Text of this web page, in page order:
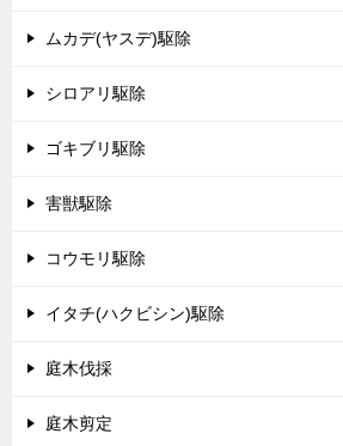
ムカデ(ヤスデ)駆除
シロアリ駆除
ゴキブリ駆除
害獣駆除
コウモリ駆除
イタチ(ハクビシン)駆除
庭木伐採
庭木剪定